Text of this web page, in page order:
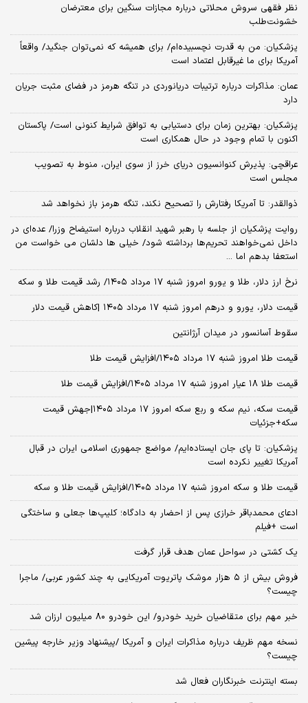
نظر فقهی سروش محلاتی درباره مجازات سنگین برای معترضان
خشونت‌طلب
پزشکیان: من به قدرت نچسبیده‌ام/ برای همیشه که نمی‌توان جنگید/ واقعاً
آمریکا برای ما غیرقابل اعتماد است
عمان: مذاکرات درباره ترتیبات دریانوردی در تنگه هرمز در فضای مثبت جریان
دارد
پزشکیان‌: بهترین زمان برای دستیابی به توافق شرایط کنونی است/ پاکستان
اکنون با تمام وجود در حال همکاری است
عراقچی: پذیرش کنوانسیون دریای خرز از سوی ایران، منوط به تصویب
مجلس است
ذوالقدر: تا آمریکا رفتارش را تصحیح نکند، تنگه هرمز باز نخواهد شد
روایت پزشکیان از جلسه با رهبر شهید انقلاب درباره استیضاح وزرا/ عده‌ای در
داخل نمی‌خواهند تحریم‌ها برداشته شود/ خیلی ها دلشان می خواست من
استعفا بدهم اما ...
نرخ ارز دلار، طلا و یورو امروز شنبه ۱۷ مرداد ۱۴۰۵/ رشد قیمت طلا و سکه
قیمت دلار، یورو و درهم امروز شنبه ۱۷ مرداد ۱۴۰۵ |کاهش قیمت دلار
سقوط آسانسور در میدان آرژانتین
قیمت طلا امروز شنبه ۱۷ مرداد ۱۴۰۵/افزایش قیمت طلا
قیمت طلا ۱۸ عیار امروز شنبه ۱۷ مرداد ۱۴۰۵/افزایش قیمت طلا
قیمت سکه، نیم سکه و ربع سکه امروز ۱۷ مرداد ۱۴۰۵|جهش قیمت
سکه+جزئیات
پزشکیان: تا پای جان ایستاده‌ایم/ مواضع جمهوری اسلامی ایران در قبال
آمریکا تغییر نکرده است
قیمت طلا و سکه امروز شنبه ۱۷ مرداد ۱۴۰۵/افزایش قیمت طلا و سکه
ادعای محمدباقر خرازی پس از احضار به دادگاه؛ کلیپ‌ها جعلی و ساختگی
است +فیلم
یک کشتی در سواحل عمان هدف قرار گرفت
فروش بیش از ۵ هزار موشک پاتریوت آمریکایی به چند کشور عربی/ ماجرا
چیست؟
خبر مهم برای متقاضیان خرید خودرو/ این خودرو ۸۰ میلیون ارزان شد
نسخه‌ مهم ظریف درباره مذاکرات ایران و آمریکا /پیشنهاد وزیر خارجه پیشین
چیست؟
بسته اینترنت خبرنگاران فعال شد